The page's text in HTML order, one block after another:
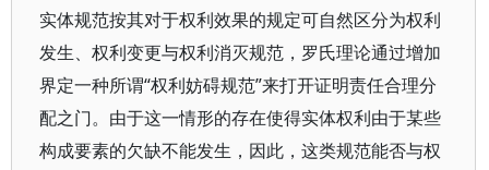
实体规范按其对于权利效果的规定可自然区分为权利
发生、权利变更与权利消灭规范，罗氏理论通过增加
界定一种所谓“权利妨碍规范”来打开证明责任合理分
配之门。由于这一情形的存在使得实体权利由于某些
构成要素的欠缺不能发生，因此，这类规范能否与权